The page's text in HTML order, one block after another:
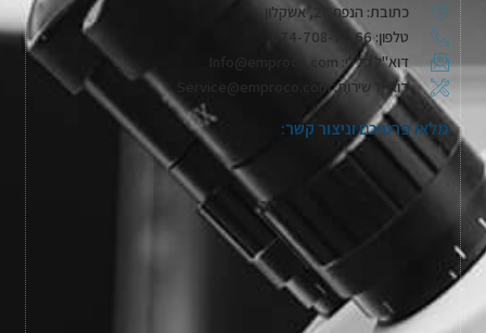
כתובת: הנפח 28, אשקלון
טלפון: 074-708-71-66
דוא"ל כללי: Info@emproco.com
דוא"ל שירות: Service@emproco.com
מלאו פרטיכם וניצור קשר: